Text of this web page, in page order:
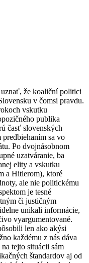
že koaliční politici
v čomsi pravdu.
vskutku
publika
časť slovenských
sa vo
Po dvojnásobnom
uzatváranie, ba
elity a vskutku
a Hitlerom), ktoré
ale nie politickému
je tesné
či justičným
unikali informácie,
vyargumentované.
len ako akýsi
každému z nás dáva
tejto situácii sám
štandardov aj od